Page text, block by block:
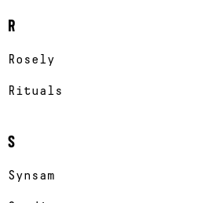
R
Rosely
Rituals
S
Synsam